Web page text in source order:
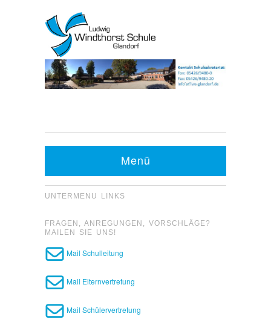
Fax: 05426 9480-20
Menü
UNTERMENU LINKS
FRAGEN, ANREGUNGEN, VORSCHLÄGE?
MAILEN SIE UNS!
Mail Schulleitung
Mail Elternvertretung
Mail Schülervertretung